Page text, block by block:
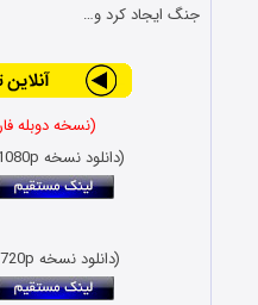
جنگ‌ ایجاد کرد و…
(نسخه دوبله
(دانلود نسخه 1080p با حجم 1.5 گیگابایت)
(دانلود نسخه 720p با حجم 767 مگابایت)